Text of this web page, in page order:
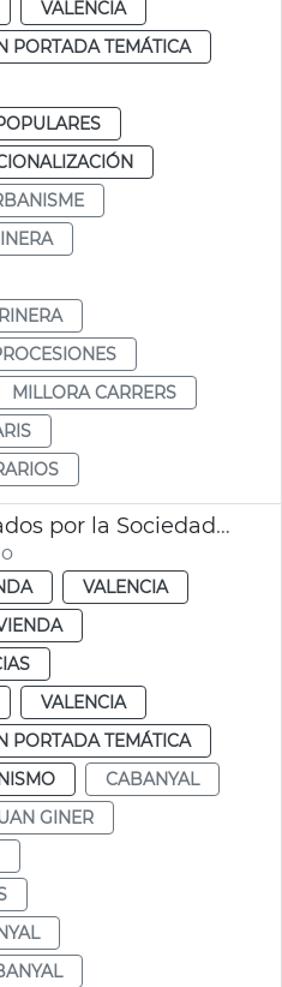
VALENCIA
PORTADA TEMÁTICA
MILLORA CARRERS
Inmuebles subastados por la Sociedad Plan Cabanyal-Canyamelar València
VALENCIA
VALENCIA
PORTADA TEMÁTICA
CABANYAL
GINER